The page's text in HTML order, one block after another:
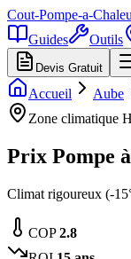
Cout-Pompe-a-
Guides
Outils
Devis Gratuit
Accueil Aube
Zone climatique
Prix Pompe
Climat rigoureux (-
COP2.8